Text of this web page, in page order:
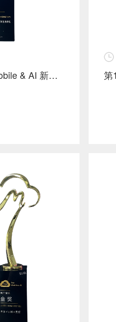
第12届Top Mobile & AI 新品创新 银奖 京东 x 灵狐 x 海信洗衣机